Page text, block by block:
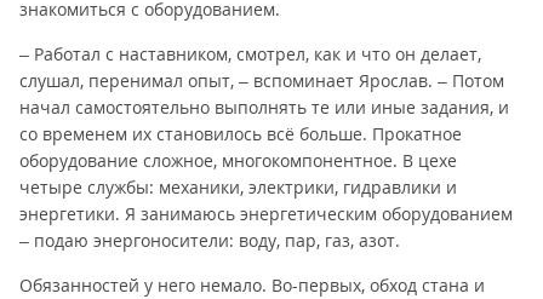
знакомиться с оборудованием.
– Работал с наставником, смотрел, как и что он делает,
слушал, перенимал опыт, – вспоминает Ярослав. – Потом
начал самостоятельно выполнять те или иные задания, и
со временем их становилось всё больше. Прокатное
оборудование сложное, многокомпонентное. В цехе
четыре службы: механики, электрики, гидравлики и
энергетики. Я занимаюсь энергетическим оборудованием
– подаю энергоносители: воду, пар, газ, азот.
Обязанностей у него немало. Во-первых, обход стана и